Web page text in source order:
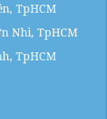
TpHCM
Nhì, TpHCM
TpHCM